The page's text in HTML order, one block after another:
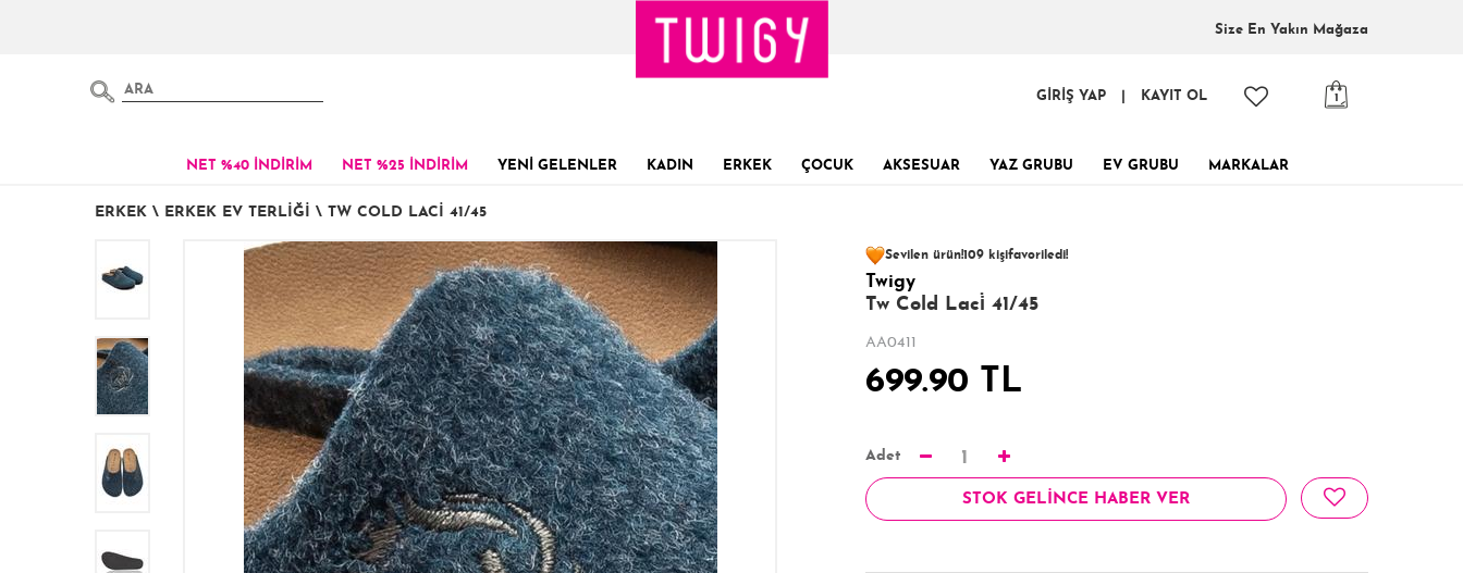
Size En Yakın Mağaza
1
GİRİŞ YAP KAYIT OL
NET %40 İNDİRİM NET %25 İNDİRİM YENİ GELENLER KADIN ERKEK ÇOCUK AKSESUAR YAZ GRUBU EV GRUBU MARKALAR
ERKEK \ ERKEK EV TERLIĞI \ TW COLD LACİ 41/45
Sevilen ürün!109 kişifavoriledi!
Son 1 Günde
Son 24 Saatte
Twigy
Tw Cold Laci̇ 41/45
AA0411
699.90 TL
Adet 1
STOK GELİNCE HABER VER